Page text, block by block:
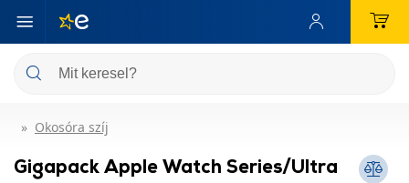
Okosóra szíj
Gigapack Apple Watch Series/Ultra